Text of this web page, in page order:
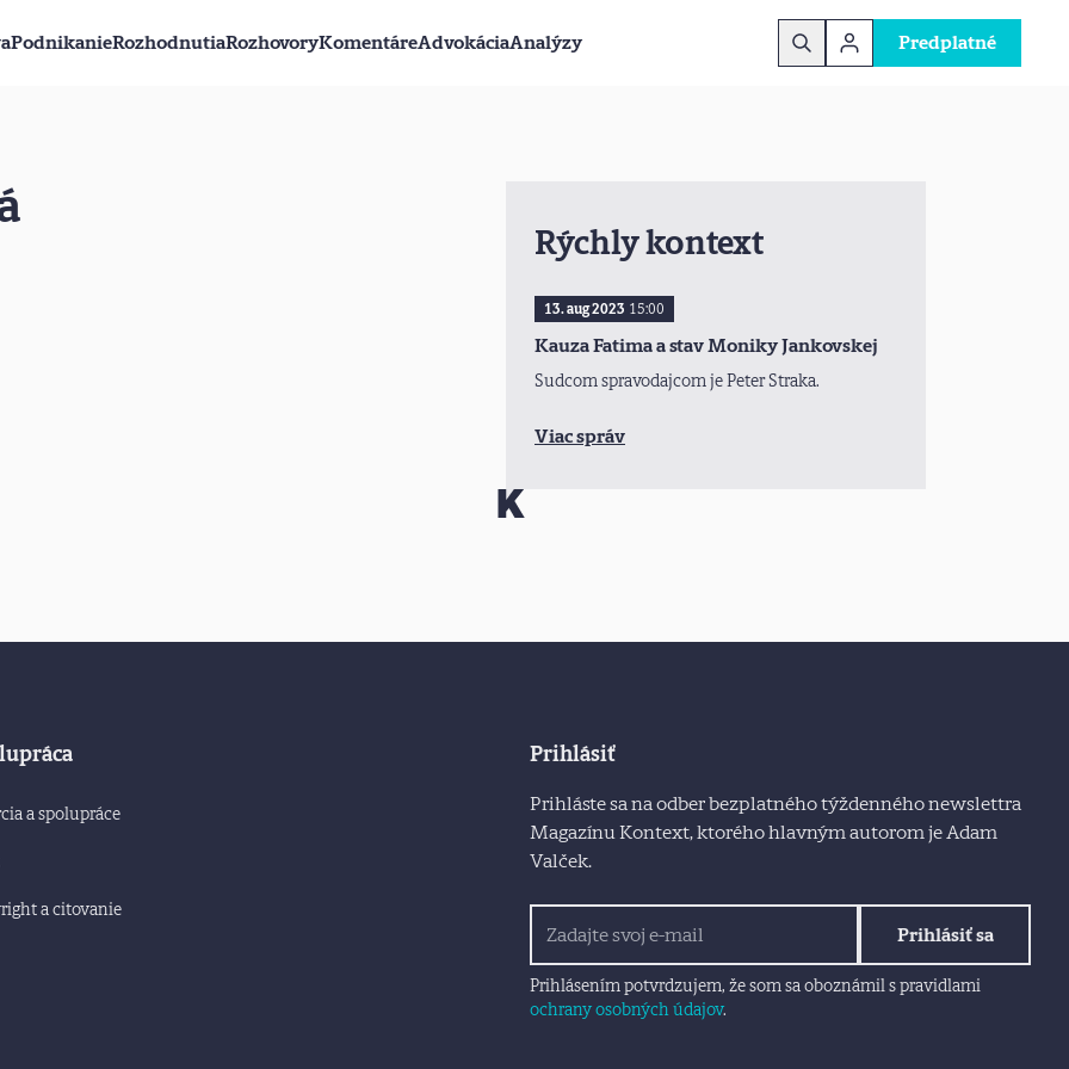
PodnikanieRozhodnutiaRozhovoryKomentáreAdvokáciaAnalýzy Predplatné
Rýchly kontext
13. aug 2023 15:00
Kauza Fatima a stav Moniky Jankovskej
Sudcom spravodajcom je Peter Straka.
Viac správ
a spolupráce
a citovanie
Prihlásiť
Prihláste sa na odber bezplatného týždenného newslettra
Magazínu Kontext, ktorého hlavným autorom je Adam
Valček.
Prihlásiť sa
Prihlásením potvrdzujem, že som sa oboznámil s pravidlami
ochrany osobných údajov.